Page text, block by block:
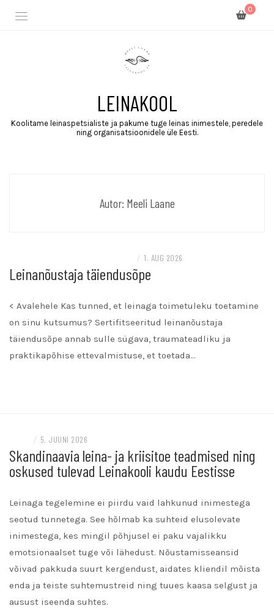
0
LEINAKOOL
Koolitame leinaspetsialiste ja pakume tuge leinas inimestele, peredele
ning organisatsioonidele üle Eesti.
Autor: Meeli Laane
/ 1. AUG 2026
Leinanõustaja täiendusõpe
< Avalehele Kas tunned, et leinaga toimetuleku toetamine
on sinu kutsumus? Sertifitseeritud leinanõustaja
täiendusõpe annab sulle sügava, traumateadliku ja
praktikapõhise ettevalmistuse, et toetada…
/ 5. JUUNI 2026
Skandinaavia leina- ja kriisitoe teadmised ning
oskused tulevad Leinakooli kaudu Eestisse
Leinaga tegelemine ei piirdu vaid lahkunud inimestega
seotud tunnetega. See hõlmab ka suhteid elusolevate
inimestega, kes mingil põhjusel ei paku vajalikku
emotsionaalset tuge või lähedust. Nõustamisseansid
võivad pakkuda suurt kergendust, aidates kliendil mõista
enda ja teiste suhtemustreid ning tuues kaasa selgust ja
ausust iseenda suhtes.